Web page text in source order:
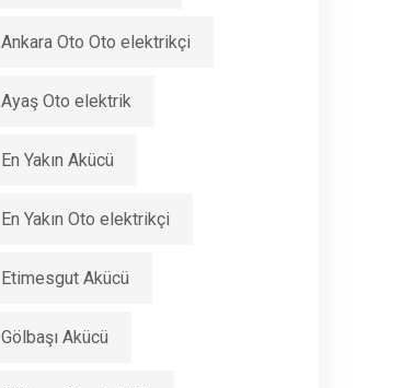
Ankara Oto Oto elektrikçi
Ayaş Oto elektrik
En Yakın Akücü
En Yakın Oto elektrikçi
Etimesgut Akücü
Gölbaşı Akücü